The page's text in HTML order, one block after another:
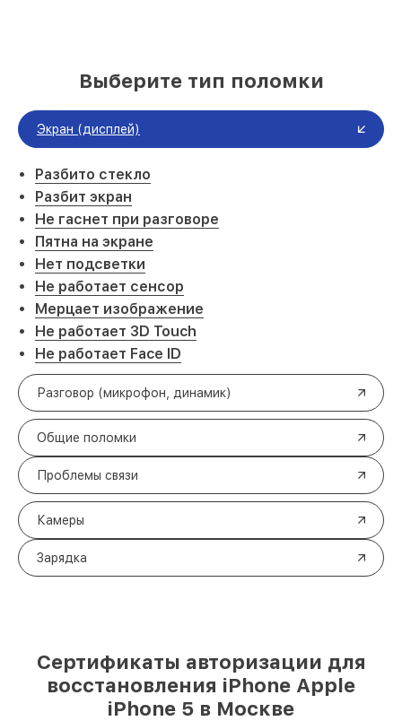
Выберите тип поломки
Экран (дисплей)
Разбито стекло
Разбит экран
Не гаснет при разговоре
Пятна на экране
Нет подсветки
Не работает сенсор
Мерцает изображение
Не работает 3D Touch
Не работает Face ID
Разговор (микрофон, динамик)
Общие поломки
Проблемы связи
Камеры
Зарядка
Сертификаты авторизации для
восстановления iPhone Apple
iPhone 5 в Москве